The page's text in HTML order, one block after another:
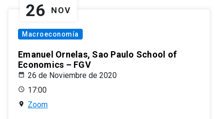
26 NOV
Macroeconomía
Emanuel Ornelas, Sao Paulo School of
Economics – FGV
26 de Noviembre de 2020
17:00
Zoom